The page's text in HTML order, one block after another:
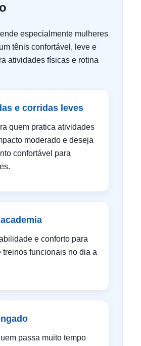
especialmente mulheres
tênis confortável, leve e
atividades físicas e rotina
e corridas leves
quem pratica atividades
moderado e deseja
confortável para
e conforto para
treinos funcionais no dia a
passa muito tempo